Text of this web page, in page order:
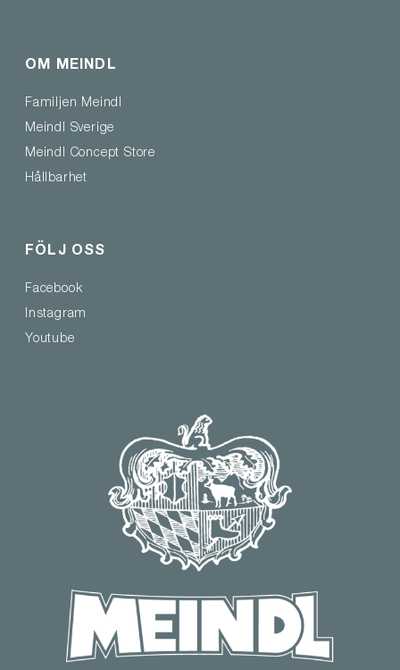
OM MEINDL
Familjen Meindl
Meindl Sverige
Meindl Concept Store
Hållbarhet
FÖLJ OSS
Facebook
Instagram
Youtube